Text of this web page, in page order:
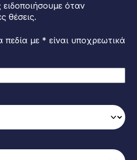
όταν
θέσεις.
πεδία με * είναι υποχρεωτικά